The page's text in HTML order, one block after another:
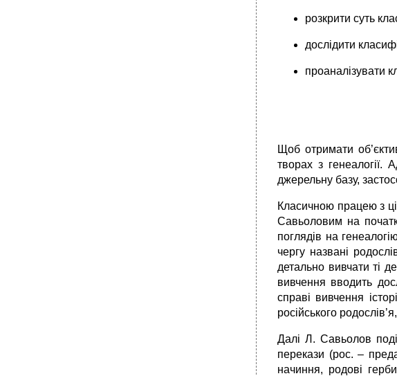
розкрити суть
дослідити
проаналізувати
Щоб отримати
творах з
джерельну базу,
Класичною працею з
Савьоловим на
поглядів на
чергу названі
детально вивчати ті
вивчення вводить
справі вивчення
російського
Далі Л. Савьолов
перекази (рос. –
начиння, родові